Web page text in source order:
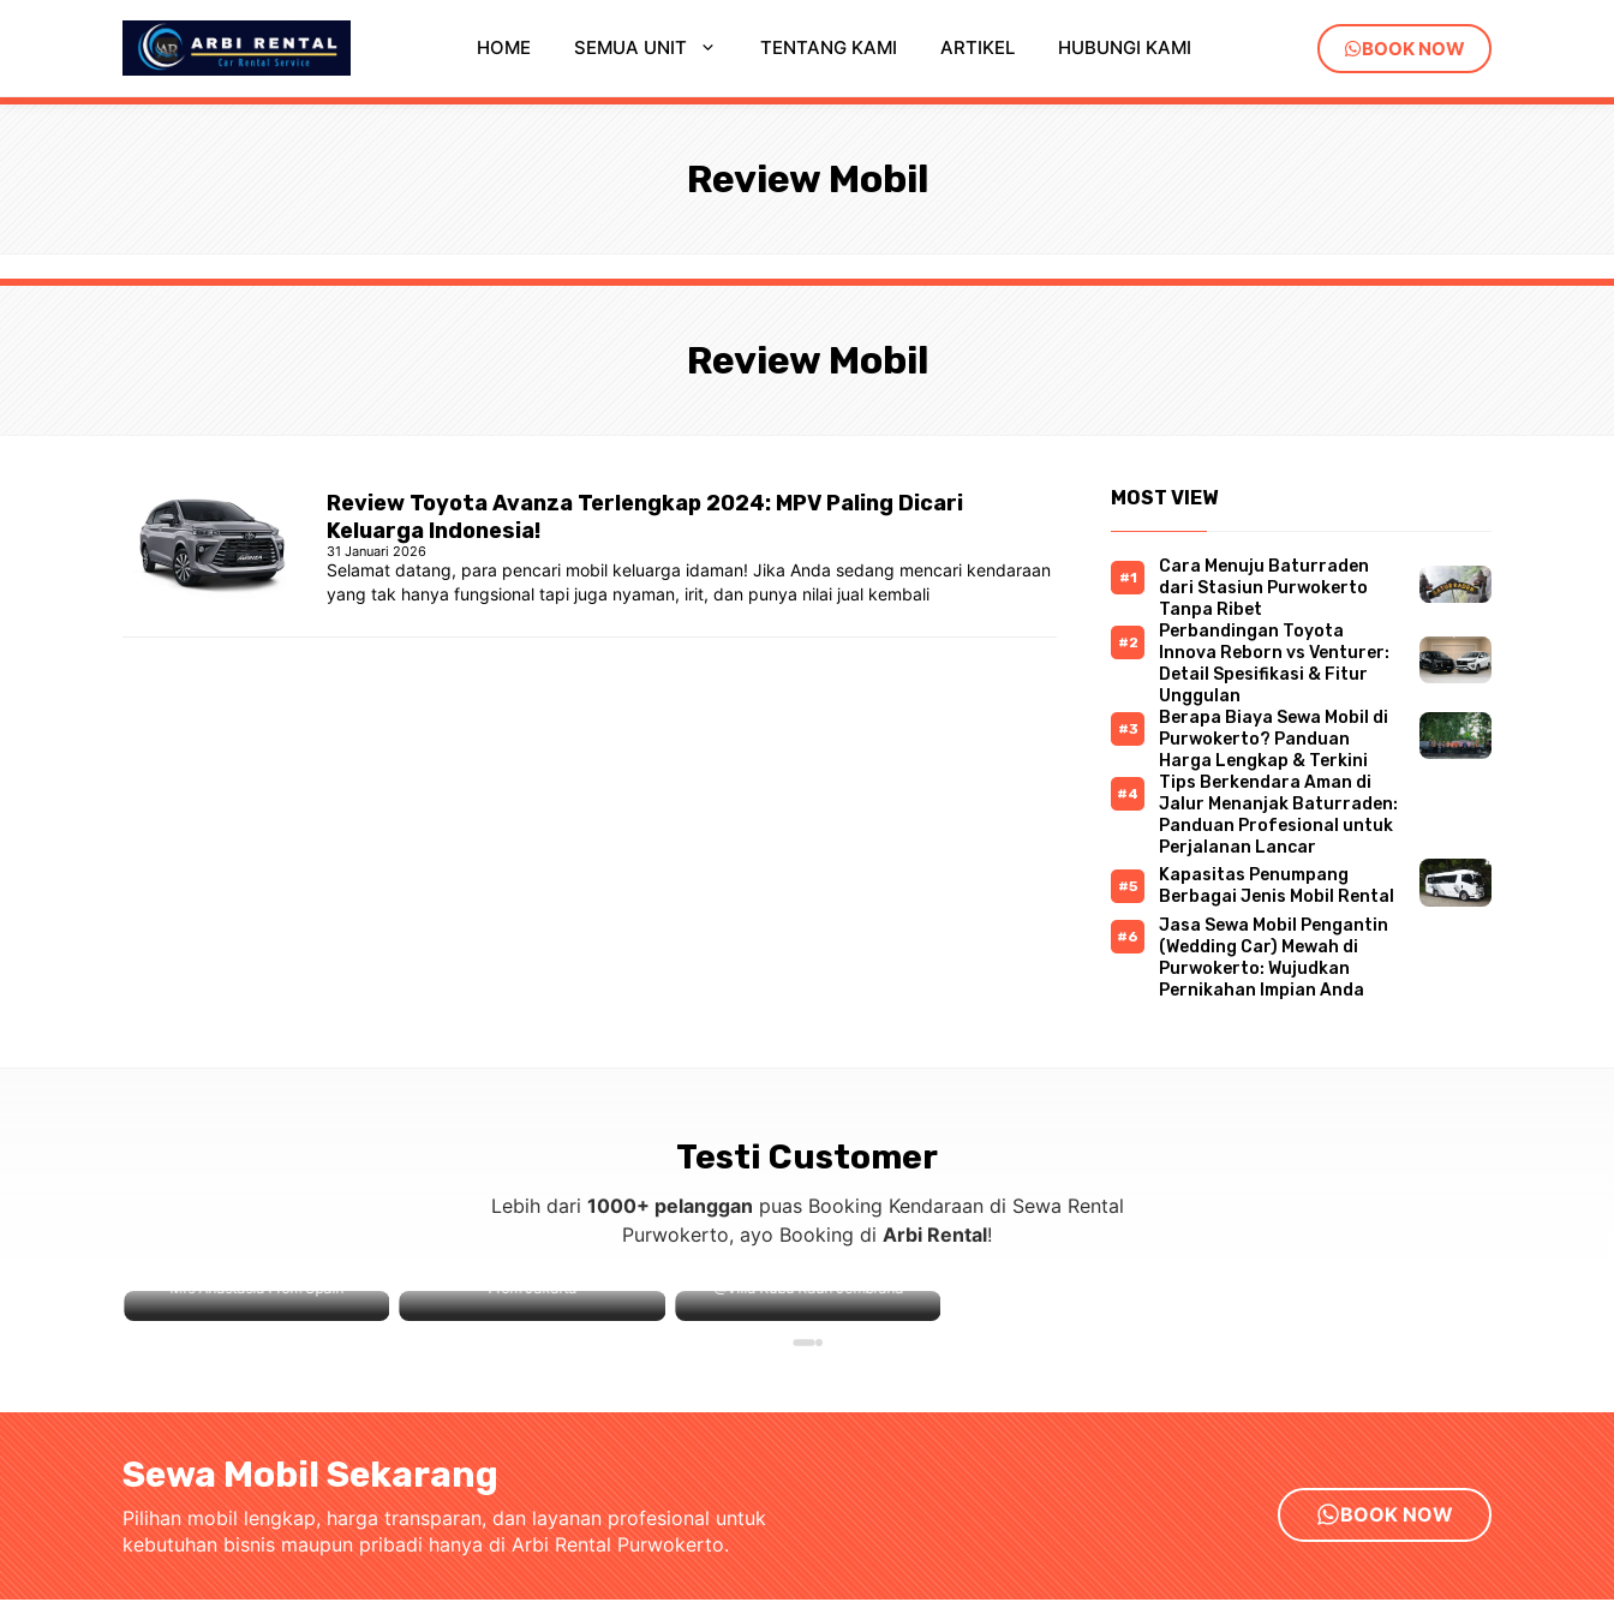
BOOK NOW
HOME SEMUA UNIT TENTANG KAMI ARTIKEL HUBUNGI KAMI
Review Mobil
Review Mobil
Review Toyota Avanza Terlengkap 2024: MPV Paling Dicari
Keluarga Indonesia!
31 Januari 2026
Selamat datang, para pencari mobil keluarga idaman! Jika Anda sedang mencari kendaraan
yang tak hanya fungsional tapi juga nyaman, irit, dan punya nilai jual kembali
MOST VIEW
Cara Menuju Baturraden
dari Stasiun Purwokerto
Tanpa Ribet
Perbandingan Toyota
Innova Reborn vs Venturer:
Detail Spesifikasi & Fitur
Unggulan
Berapa Biaya Sewa Mobil di
Purwokerto? Panduan
Harga Lengkap & Terkini
Tips Berkendara Aman di
Jalur Menanjak Baturraden:
Panduan Profesional untuk
Perjalanan Lancar
Kapasitas Penumpang
Berbagai Jenis Mobil Rental
Jasa Sewa Mobil Pengantin
(Wedding Car) Mewah di
Purwokerto: Wujudkan
Pernikahan Impian Anda
Testi Customer
Lebih dari 1000+ pelanggan puas Booking Kendaraan di Sewa Rental
Purwokerto, ayo Booking di Arbi Rental!
Mrs Anastasia From Spain From Jakarta @Villa Kubu Kauh Jembrana
Sewa Mobil Sekarang
Pilihan mobil lengkap, harga transparan, dan layanan profesional untuk
kebutuhan bisnis maupun pribadi hanya di Arbi Rental Purwokerto.
BOOK NOW